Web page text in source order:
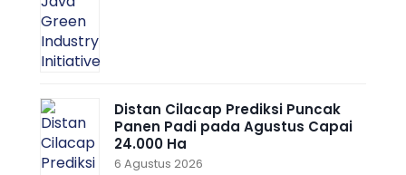
Distan Cilacap Prediksi Puncak
Panen Padi pada Agustus Capai
24.000 Ha
6 Agustus 2026